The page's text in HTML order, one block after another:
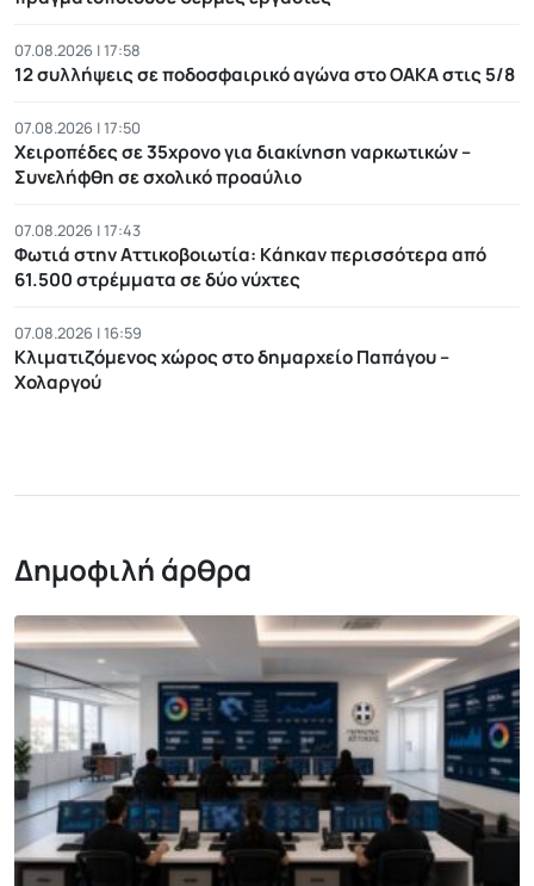
07.08.2026 | 17:58
12 συλλήψεις σε ποδοσφαιρικό αγώνα στο ΟΑΚΑ στις 5/8
07.08.2026 | 17:50
Χειροπέδες σε 35χρονο για διακίνηση ναρκωτικών –
Συνελήφθη σε σχολικό προαύλιο
07.08.2026 | 17:43
Φωτιά στην Αττικοβοιωτία: Kάηκαν περισσότερα από
61.500 στρέμματα σε δύο νύχτες
07.08.2026 | 16:59
Κλιματιζόμενος χώρος στο δημαρχείο Παπάγου –
Χολαργού
Δημοφιλή άρθρα